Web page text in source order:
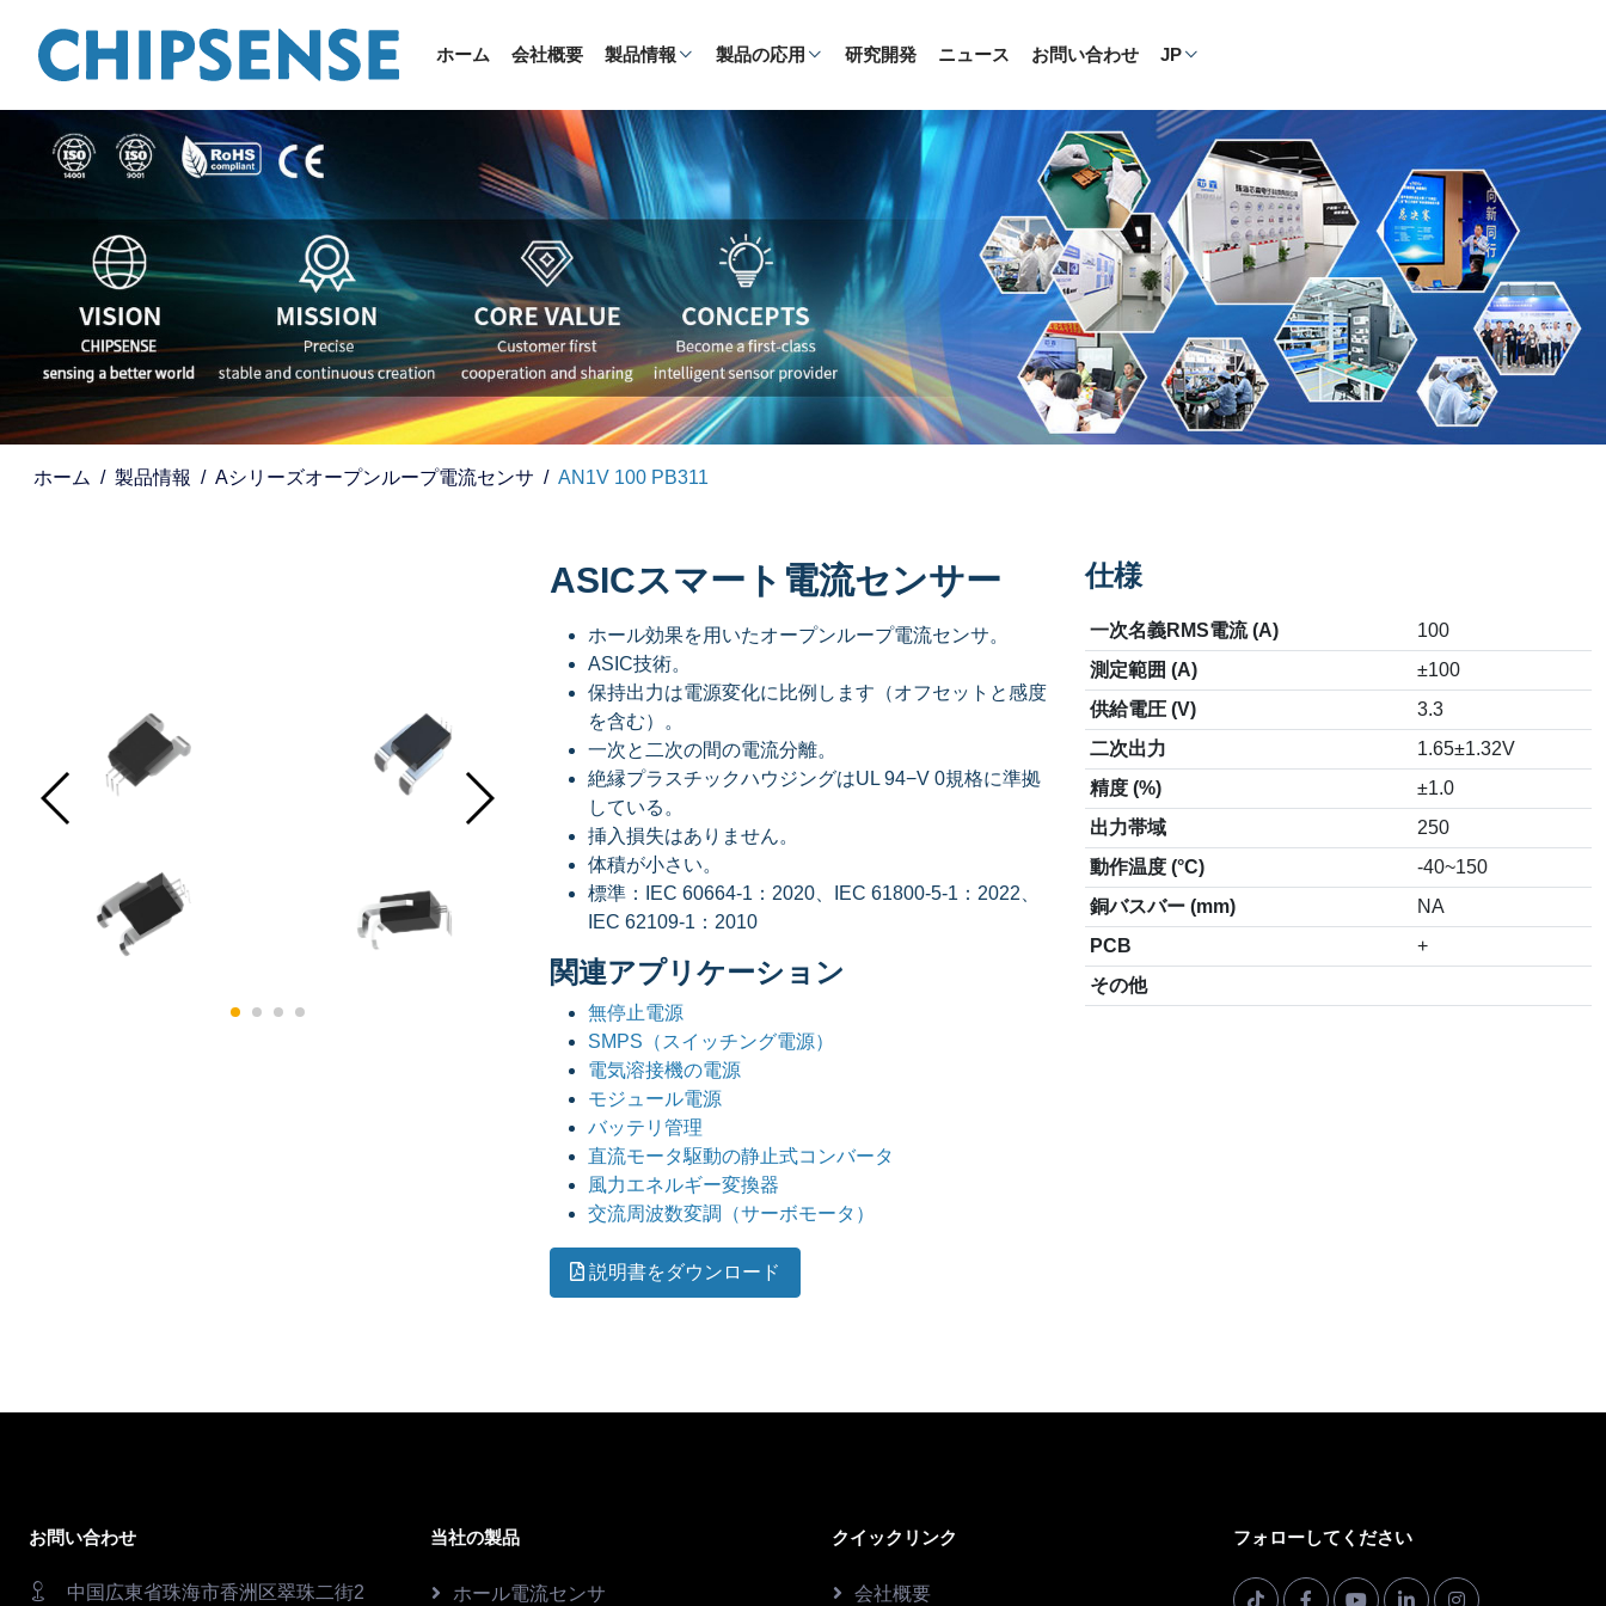
ホーム 会社概要 製品情報 製品の応用 研究開発 ニュース お問い合わせ JP
ホーム 製品情報 Aシリーズオープンループ電流センサ AN1V 100 PB311
ASICスマート電流センサー
ホール効果を用いたオープンループ電流センサ。
ASIC技術。
保持出力は電源変化に比例します（オフセットと感度
を含む）。
一次と二次の間の電流分離。
絶縁プラスチックハウジングはUL 94−V 0規格に準拠
している。
挿入損失はありません。
体積が小さい。
標準：IEC 60664-1：2020、IEC 61800-5-1：2022、
IEC 62109-1：2010
関連アプリケーション
無停止電源
SMPS（スイッチング電源）
電気溶接機の電源
モジュール電源
バッテリ管理
直流モータ駆動の静止式コンバータ
風力エネルギー変換器
交流周波数変調（サーボモータ）
説明書をダウンロード
仕様
一次名義RMS電流 (A)
100
測定範囲 (A)
±100
供給電圧 (V)
3.3
二次出力
1.65±1.32V
精度 (%)
±1.0
出力帯域
250
動作温度 (°C)
-40~150
銅バスバー (mm)
NA
PCB
+
その他
お問い合わせ
中国広東省珠海市香洲区翠珠二街2
当社の製品
ホール電流センサ
クイックリンク
会社概要
フォローしてください